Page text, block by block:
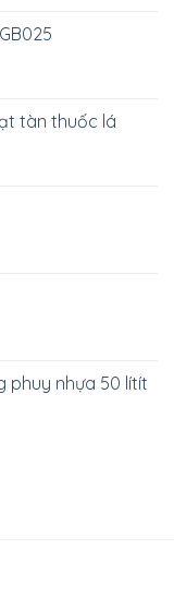
tàn thuốc lá
phuy nhựa 50 lítít